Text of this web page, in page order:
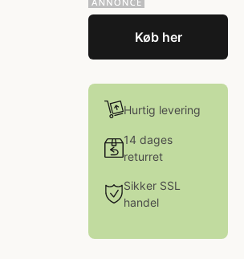
Køb her
Hurtig levering
14 dages
returret
Sikker SSL
handel